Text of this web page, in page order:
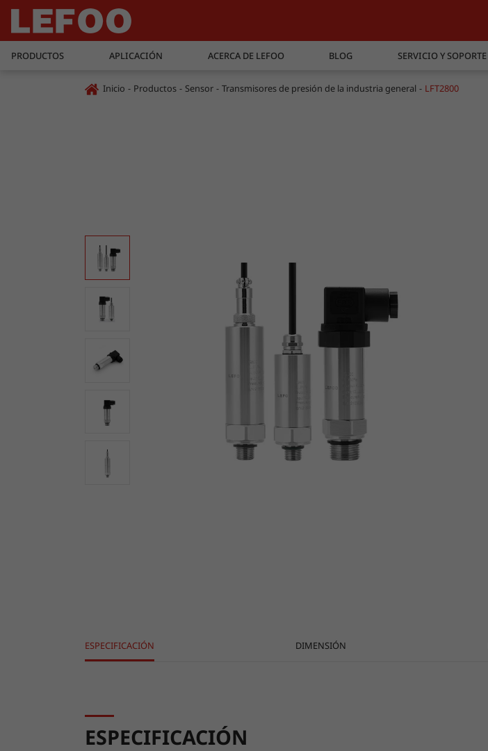
PRODUCTOS APLICACIÓN ACERCA DE LEFOO BLOG SERVICIO Y SOPORTE
Inicio Productos Sensor Transmisores de presión de la industria general LFT2800
ESPECIFICACIÓN DIMENSIÓN
ESPECIFICACIÓN